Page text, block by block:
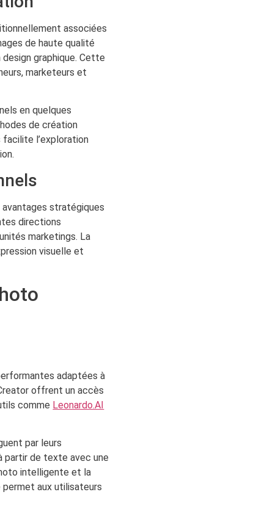
associées
de haute qualité
graphique. Cette
marketeurs et
en quelques
de création
l’exploration
avantages stratégiques
directions
marketings. La
visuelle et
adaptées à
offrent un accès
comme Leonardo.AI
par leurs
partir de texte avec une
intelligente et la
aux utilisateurs